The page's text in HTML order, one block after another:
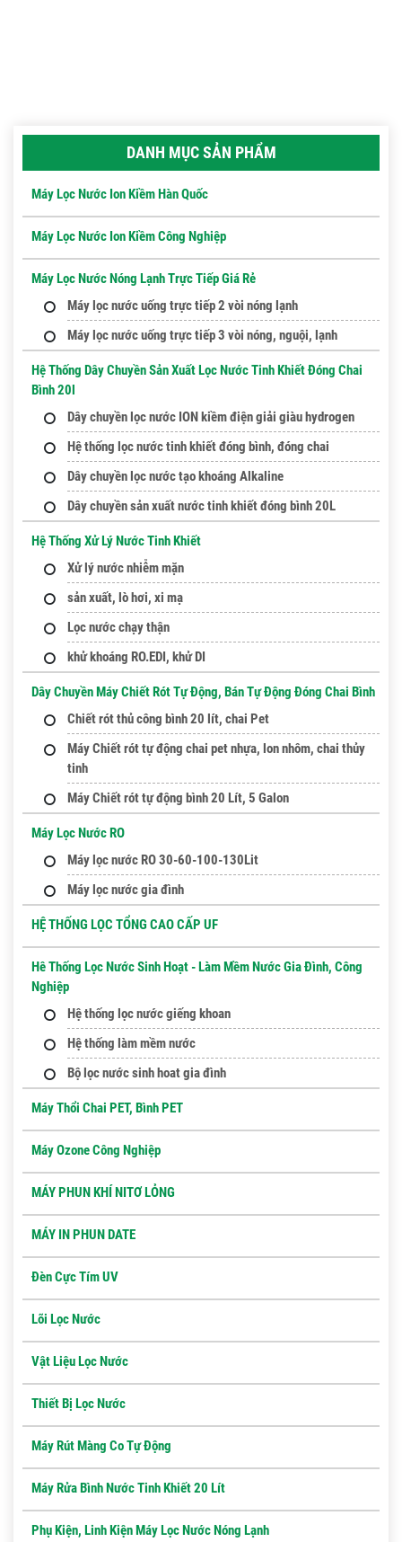
DANH MỤC SẢN PHẨM
Máy Lọc Nước Ion Kiềm Hàn Quốc
Máy Lọc Nước Ion Kiềm Công Nghiệp
Máy Lọc Nước Nóng Lạnh Trực Tiếp Giá Rẻ
Máy lọc nước uống trực tiếp 2 vòi nóng lạnh
Máy lọc nước uống trực tiếp 3 vòi nóng, nguội, lạnh
Hệ Thống Dây Chuyền Sản Xuất Lọc Nước Tinh Khiết Đóng Chai
Bình 20l
Dây chuyền lọc nước ION kiềm điện giải giàu hydrogen
Hệ thống lọc nước tinh khiết đóng bình, đóng chai
Dây chuyền lọc nước tạo khoáng Alkaline
Dây chuyền sản xuất nước tinh khiết đóng bình 20L
Hệ Thống Xử Lý Nước Tinh Khiết
Xử lý nước nhiễm mặn
sản xuất, lò hơi, xi mạ
Lọc nước chạy thận
khử khoáng RO.EDI, khử DI
Dây Chuyền Máy Chiết Rót Tự Động, Bán Tự Động Đóng Chai Bình
Chiết rót thủ công bình 20 lít, chai Pet
Máy Chiết rót tự động chai pet nhựa, lon nhôm, chai thủy
tinh
Máy Chiết rót tự động bình 20 Lít, 5 Galon
Máy Lọc Nước RO
Máy lọc nước RO 30-60-100-130Lit
Máy lọc nước gia đình
HỆ THỐNG LỌC TỔNG CAO CẤP UF
Hê Thống Lọc Nước Sinh Hoạt - Làm Mềm Nước Gia Đình, Công
Nghiệp
Hệ thống lọc nước giếng khoan
Hệ thống làm mềm nước
Bộ lọc nước sinh hoat gia đình
Máy Thổi Chai PET, Bình PET
Máy Ozone Công Nghiệp
MÁY PHUN KHÍ NITƠ LỎNG
MÁY IN PHUN DATE
Đèn Cực Tím UV
Lõi Lọc Nước
Vật Liệu Lọc Nước
Thiết Bị Lọc Nước
Máy Rút Màng Co Tự Động
Máy Rửa Bình Nước Tinh Khiết 20 Lít
Phụ Kiện, Linh Kiện Máy Lọc Nước Nóng Lạnh